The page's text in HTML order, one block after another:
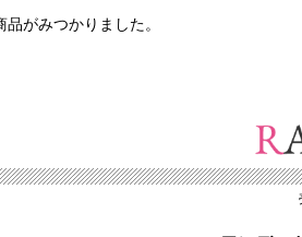
品がみつかりました。